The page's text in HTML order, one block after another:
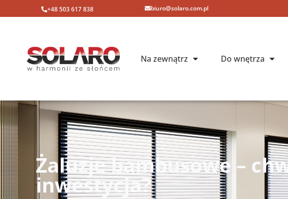
+48 503 617 838 biuro@solaro.com.pl
Na zewnątrz Do wnętrza
Żaluzje bambusowe –
inwestycja?